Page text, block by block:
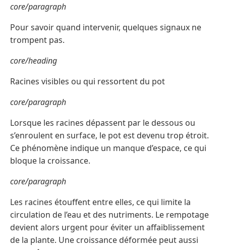
core/paragraph
Pour savoir quand intervenir, quelques signaux ne
trompent pas.
core/heading
Racines visibles ou qui ressortent du pot
core/paragraph
Lorsque les racines dépassent par le dessous ou
s’enroulent en surface, le pot est devenu trop étroit.
Ce phénomène indique un manque d’espace, ce qui
bloque la croissance.
core/paragraph
Les racines étouffent entre elles, ce qui limite la
circulation de l’eau et des nutriments. Le rempotage
devient alors urgent pour éviter un affaiblissement
de la plante. Une croissance déformée peut aussi